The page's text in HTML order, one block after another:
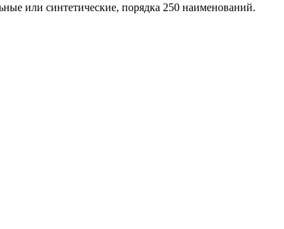
или синтетические, порядка 250 наименований.